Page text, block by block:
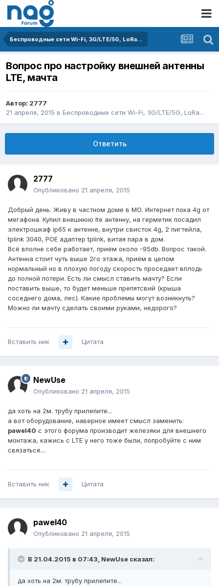
Беспроводные сети Wi-Fi, 3G/LTE/5G, LoRa...
Вопрос про настройку внешней антенны
LTE, мачта
Автор: 2777
21 апреля, 2015 в Беспроводные сети Wi-Fi, 3G/LTE/5G, LoRa...
Ответить
2777
Опубликовано 21 апреля, 2015
Добрый день. Живу в частном доме в МО. Интернет пока 4g от
мегафона. Купил внешнюю lte антенну, на герметик посадил
электрошкаф ip65 к антенне, внутри свисток 4g, 2 пигтейла,
tplink 3040, POE адаптер tplink, витая пара в дом.
Всё вполне себе работает, приём около -95db. Вопрос такой.
Антенна стоит чуть выше 2го этажа, приём в целом
нормальный но в плохую погоду скорость проседает вплодь
до полной потери. Есть ли смысл ставить мачту? Если
поставить выше, то будет меньше препятсвий (крыша
соседнего дома, лес). Какие проблемы могут возникнуть?
Можно ли мачту сделать своими руками, недорого?
Вставить ник Цитата
NewUse
Опубликовано 21 апреля, 2015
да хоть на 2м. трубу прилепите...
а вот оборудование, наверное имеет смысл заменить:
pawel40 с этого форума производит железяки для внешнего
монтажа, кажись с LTE у него тоже были, попробуйте с ним
связаться....
Вставить ник Цитата
pawel40
Опубликовано 21 апреля, 2015
В 21.04.2015 в 07:43, NewUse сказал:
да хоть на 2м. трубу прилепите...